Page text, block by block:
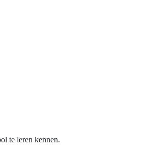
te leren kennen.